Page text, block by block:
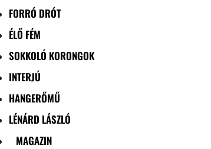
FORRÓ DRÓT
ÉLŐ FÉM
SOKKOLÓ KORONGOK
INTERJÚ
HANGERŐMŰ
LÉNÁRD LÁSZLÓ
MAGAZIN